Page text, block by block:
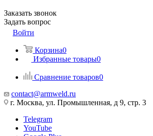
Заказать звонок
Задать вопрос
Войти
Корзина0
Избранные товары0
Сравнение товаров0
contact@armweld.ru
г. Москва, ул. Промышленная, д 9, стр. 3
Telegram
YouTube